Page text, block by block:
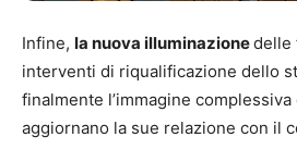
Infine, la nuova illuminazionedelle
interventi di riqualificazione dello
finalmente l’immagine complessiva
aggiornano la sue relazione con il